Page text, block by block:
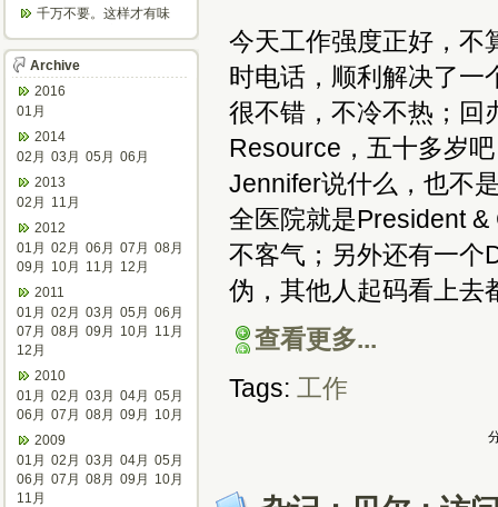
今天工作强度正好，不
时电话，顺利解决了一
很不错，不冷不热；回
Resource，五十多岁
Jennifer说什么，也不
全医院就是President
不客气；另外还有一个
伪，其他人起码看上去
查看更多...
Tags: 工作
伤头发不敢染了。不过
千万不要。这样才有味
气场。
Archive
2016
01月
2014
02月 03月 05月 06月
2013
02月
11月
2012
01月 02月 06月 07月 08月
09月
10月 11月
12月
2011
01月 02月 03月 05月 06月
07月 08月 09月 10月
11月
12月
2010
01月 02月 03月 04月 05月
06月 07月 08月 09月
10月
2009
01月 02月 03月 04月 05月
06月 07月 08月 09月
10月
11月